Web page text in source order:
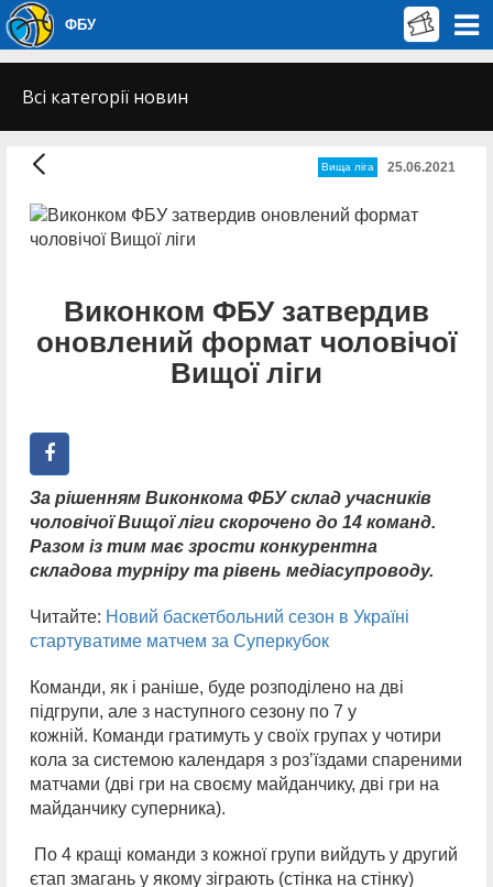
ФБУ
Всі категорії новин
Вища лiга 25.06.2021
Виконком ФБУ затвердив
оновлений формат чоловічої
Вищої ліги
За рішенням Виконкома ФБУ склад учасників
чоловічої Вищої ліги скорочено до 14 команд.
Разом із тим має зрости конкурентна
складова турніру та рівень медіасупроводу.
Читайте: Новий баскетбольний сезон в Україні
стартуватиме матчем за Суперкубок
Команди, як і раніше, буде розподілено на дві
підгрупи, але з наступного сезону по 7 у
кожній. Команди гратимуть у своїх групах у чотири
кола за системою календаря з роз’їздами спареними
матчами (дві гри на своєму майданчику, дві гри на
майданчику суперника).
По 4 кращі команди з кожної групи вийдуть у другий
єтап змагань у якому зіграють (стінка на стінку)